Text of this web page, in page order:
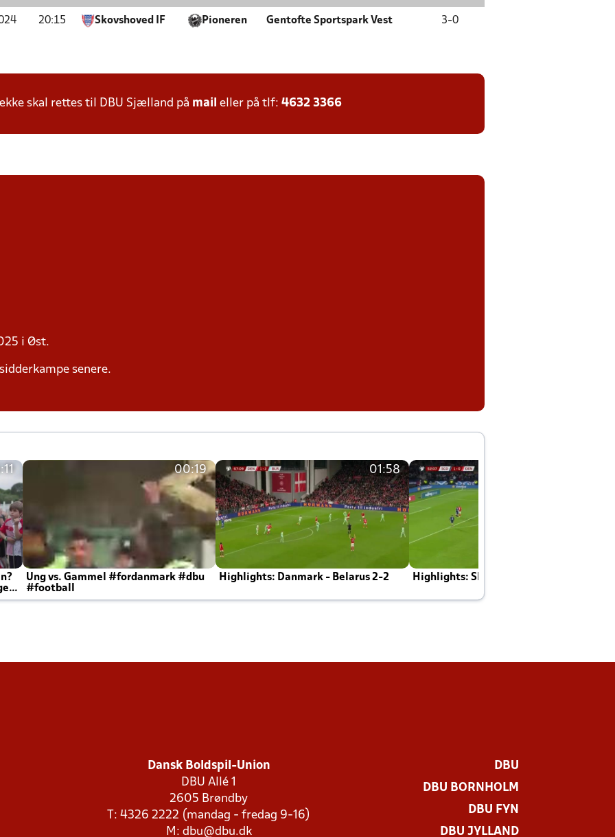
20:15 Skovshoved IF Pioneren Gentofte Sportspark Vest 3-0
skal rettes til DBU Sjælland på mail eller på tlf: 4632 3366
i Øst.
senere.
00:19
Ung vs. Gammel #fordanmark #dbu
#football
01:58
Highlights: Danmark - Belarus 2-2 Highlights: Skotland - Danmark 4-2
Dansk Boldspil-Union
DBU Allé 1
2605 Brøndby
T: 4326 2222 (mandag - fredag 9-16)
M: dbu@dbu.dk
DBU
DBU BORNHOLM
DBU FYN
DBU JYLLAND